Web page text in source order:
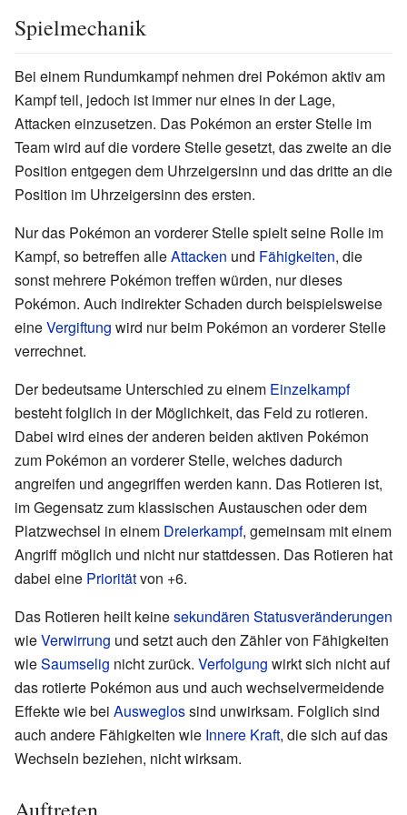
Spielmechanik
Bei einem Rundumkampf nehmen drei Pokémon aktiv am
Kampf teil, jedoch ist immer nur eines in der Lage,
Attacken einzusetzen. Das Pokémon an erster Stelle im
Team wird auf die vordere Stelle gesetzt, das zweite an die
Position entgegen dem Uhrzeigersinn und das dritte an die
Position im Uhrzeigersinn des ersten.
Nur das Pokémon an vorderer Stelle spielt seine Rolle im
Kampf, so betreffen alleAttacken und Fähigkeiten, die
sonst mehrere Pokémon treffen würden, nur dieses
Pokémon. Auch indirekter Schaden durch beispielsweise
eineVergiftung wird nur beim Pokémon an vorderer Stelle
verrechnet.
Der bedeutsame Unterschied zu einem Einzelkampf
besteht folglich in der Möglichkeit, das Feld zu rotieren.
Dabei wird eines der anderen beiden aktiven Pokémon
zum Pokémon an vorderer Stelle, welches dadurch
angreifen und angegriffen werden kann. Das Rotieren ist,
im Gegensatz zum klassischen Austauschen oder dem
Platzwechsel in einem Dreierkampf, gemeinsam mit einem
Angriff möglich und nicht nur stattdessen. Das Rotieren hat
dabei eine Prioritätvon +6.
Das Rotieren heilt keinesekundären Statusveränderungen
wieVerwirrung und setzt auch den Zähler von Fähigkeiten
wieSaumselig nicht zurück. Verfolgung wirkt sich nicht auf
das rotierte Pokémon aus und auch wechselvermeidende
Effekte wie bei Ausweglossind unwirksam. Folglich sind
auch andere Fähigkeiten wie Innere Kraft, die sich auf das
Wechseln beziehen, nicht wirksam.
Auftreten